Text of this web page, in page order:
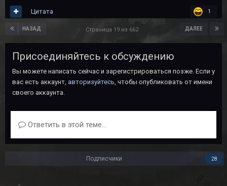
1
Цитата
НАЗАД ДАЛЕЕ
Страница 19 из 662
Присоединяйтесь к обсуждению
Вы можете написать сейчас и зарегистрироваться позже. Если у
вас есть аккаунт, авторизуйтесь, чтобы опубликовать от имени
своего аккаунта.
Ответить в этой теме...
Подписчики 28